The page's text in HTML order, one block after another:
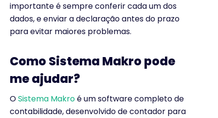
importante é sempre conferir cada um dos
dados, e enviar a declaração antes do prazo
para evitar maiores problemas.
Como Sistema Makro pode
me ajudar?
OSistema Makroé um software completo de
contabilidade, desenvolvido de contador para